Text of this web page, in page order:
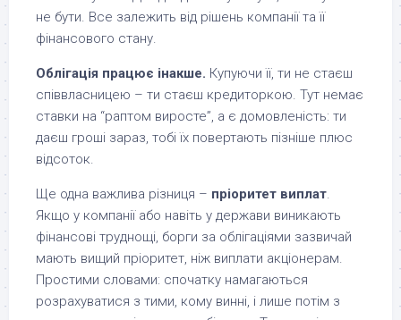
не бути. Все залежить від рішень компанії та її
фінансового стану.
Облігація працює інакше. Купуючи її, ти не стаєш
співвласницею – ти стаєш кредиторкою. Тут немає
ставки на “раптом виросте”, а є домовленість: ти
даєш гроші зараз, тобі їх повертають пізніше плюс
відсоток.
Ще одна важлива різниця – пріоритет виплат.
Якщо у компанії або навіть у держави виникають
фінансові труднощі, борги за облігаціями зазвичай
мають вищий пріоритет, ніж виплати акціонерам.
Простими словами: спочатку намагаються
розрахуватися з тими, кому винні, і лише потім з